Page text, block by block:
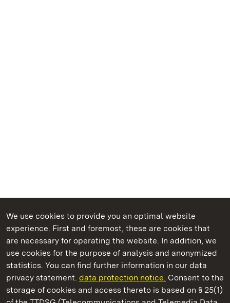
We use cookies to provide you an optimal website
experience. First and foremost, these are cookies that
are necessary for operating the website. In addition, we
use cookies for the purpose of analysis and anonymized
statistics. You can find further information in our data
privacy statement. data protection notice. Consent to the
storage of cookies and access thereto is based on § 25(1)
State Palaces and Gardens of Baden-Wuerttemberg